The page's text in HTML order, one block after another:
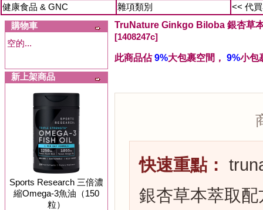
健康食品 & GNC
雜項類別
<< 代
購物車
空的...
新上架商品
Sports Research 三倍濃
縮Omega-3魚油（150
粒）
TruNature Ginkgo Biloba 銀杏草
[1408247c]
此商品佔9%大包裹空間， 9%小包
快速重點：
銀杏草本萃取